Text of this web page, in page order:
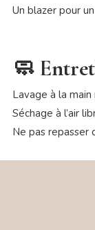
Un blazer pour
🧼
Lavage à la
Séchage à l’air
Ne pas